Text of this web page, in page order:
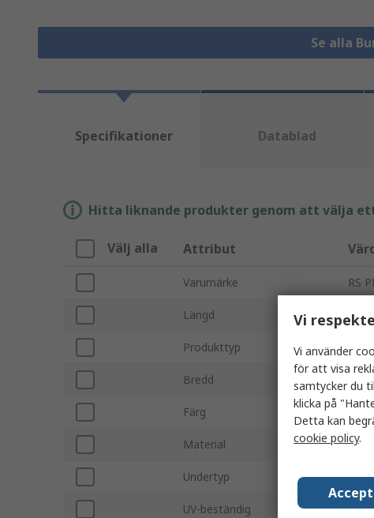
Se alla
Specifikationer Datablad
Hitta liknande produkter genom att välja
Välj alla Attribut
Varumärke RS
Längd
Produkttyp
Bredd
Färg Svart
Material
Undertyp Ej
UV-beständig Ja
Vi
Vi använder
för att visa
samtycker du
klicka på
Detta kan
cookie policy.